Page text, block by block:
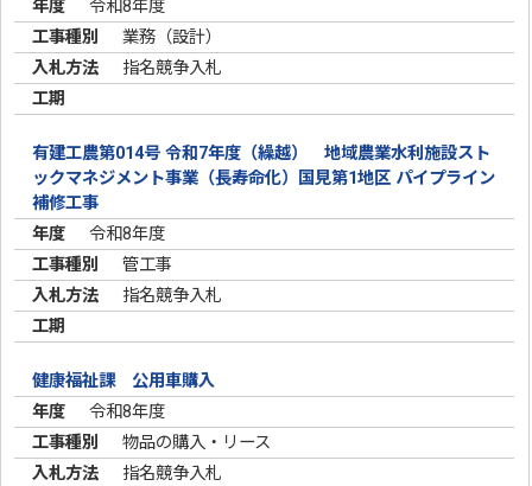
令和8年度
業務（設計）
指名競争入札
有建工農第014号 令和7年度（繰越） 地域農業水利施設スト
ックマネジメント事業（長寿命化）国見第1地区 パイプライン
補修工事
令和8年度
管工事
指名競争入札
健康福祉課 公用車購入
令和8年度
物品の購入・リース
指名競争入札